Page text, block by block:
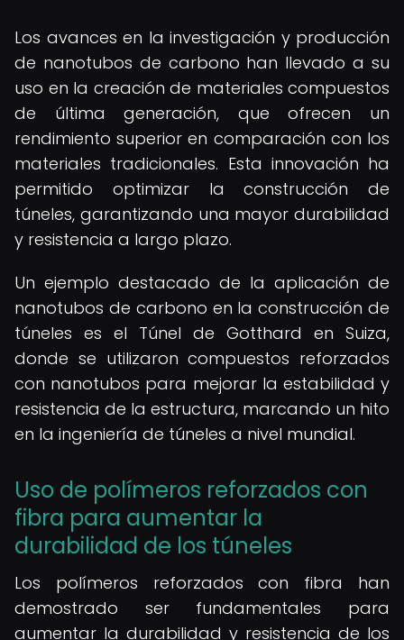
Los avances en la investigación y producción
de nanotubos de carbono han llevado a su
uso en la creación de materiales compuestos
de última generación, que ofrecen un
rendimiento superior en comparación con los
materiales tradicionales. Esta innovación ha
permitido optimizar la construcción de
túneles, garantizando una mayor durabilidad
y resistencia a largo plazo.
Un ejemplo destacado de la aplicación de
nanotubos de carbono en la construcción de
túneles es el Túnel de Gotthard en Suiza,
donde se utilizaron compuestos reforzados
con nanotubos para mejorar la estabilidad y
resistencia de la estructura, marcando un hito
en la ingeniería de túneles a nivel mundial.
Uso de polímeros reforzados con
fibra para aumentar la
durabilidad de los túneles
Los polímeros reforzados con fibra han
demostrado ser fundamentales para
aumentar la durabilidad y resistencia de los